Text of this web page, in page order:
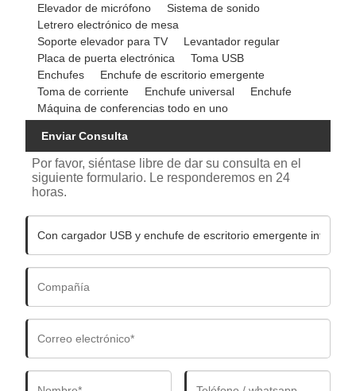
Elevador de micrófono
Sistema de sonido
Letrero electrónico de mesa
Soporte elevador para TV
Levantador regular
Placa de puerta electrónica
Toma USB
Enchufes
Enchufe de escritorio emergente
Toma de corriente
Enchufe universal
Enchufe
Máquina de conferencias todo en uno
Enviar Consulta
Por favor, siéntase libre de dar su consulta en el
siguiente formulario. Le responderemos en 24
horas.